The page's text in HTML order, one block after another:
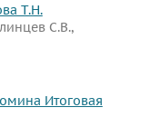
Т.Н.
С.В.,
Итоговая